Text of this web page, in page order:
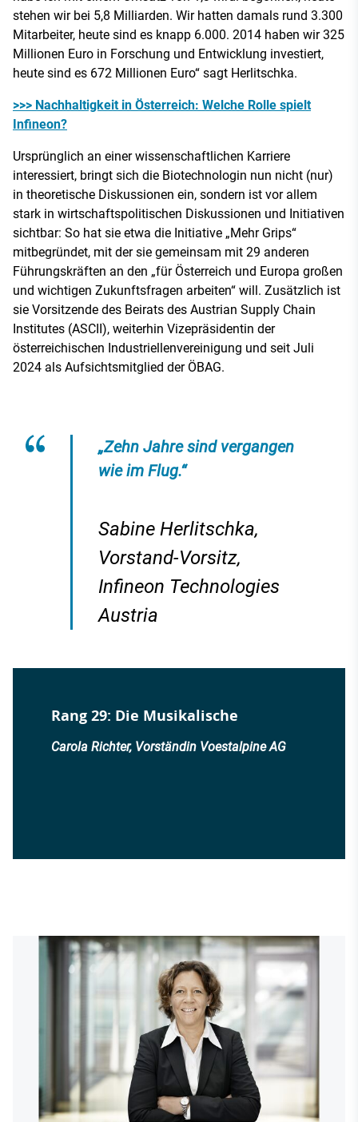
stehen wir bei 5,8 Milliarden. Wir hatten damals rund 3.300
Mitarbeiter, heute sind es knapp 6.000. 2014 haben wir 325
Millionen Euro in Forschung und Entwicklung investiert,
heute sind es 672 Millionen Euro“ sagt Herlitschka.
>>> Nachhaltigkeit in Österreich: Welche Rolle spielt
Infineon?
Ursprünglich an einer wissenschaftlichen Karriere
interessiert, bringt sich die Biotechnologin nun nicht (nur)
in theoretische Diskussionen ein, sondern ist vor allem
stark in wirtschaftspolitischen Diskussionen und Initiativen
sichtbar: So hat sie etwa die Initiative „Mehr Grips“
mitbegründet, mit der sie gemeinsam mit 29 anderen
Führungskräften an den „für Österreich und Europa großen
und wichtigen Zukunftsfragen arbeiten“ will. Zusätzlich ist
sie Vorsitzende des Beirats des Austrian Supply Chain
Institutes (ASCII), weiterhin Vizepräsidentin der
österreichischen Industriellenvereinigung und seit Juli
2024 als Aufsichtsmitglied der ÖBAG.
„Zehn Jahre sind vergangen
wie im Flug.“
Sabine Herlitschka,
Vorstand-Vorsitz,
Infineon Technologies
Austria
Rang 29: Die Musikalische
Carola Richter, Vorständin Voestalpine AG